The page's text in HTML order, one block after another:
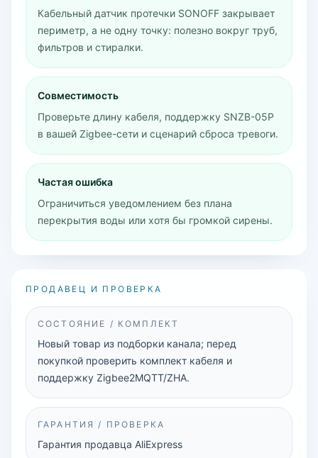
Кабельный датчик протечки SONOFF закрывает
периметр, а не одну точку: полезно вокруг труб,
фильтров и стиралки.
Совместимость
Проверьте длину кабеля, поддержку SNZB-05P
в вашей Zigbee-сети и сценарий сброса тревоги.
Частая ошибка
Ограничиться уведомлением без плана
перекрытия воды или хотя бы громкой сирены.
ПРОДАВЕЦ И ПРОВЕРКА
СОСТОЯНИЕ / КОМПЛЕКТ
Новый товар из подборки канала; перед
покупкой проверить комплект кабеля и
поддержку Zigbee2MQTT/ZHA.
ГАРАНТИЯ / ПРОВЕРКА
Гарантия продавца AliExpress